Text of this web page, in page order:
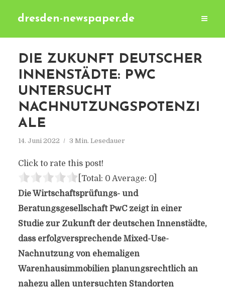
dresden-newspaper.de
DIE ZUKUNFT DEUTSCHER
INNENSTÄDTE: PWC
UNTERSUCHT
NACHNUTZUNGSPOTENZI
ALE
14. Juni 2022 3 Min. Lesedauer
Click to rate this post!
[Total: 0 Average: 0]
Die Wirtschaftsprüfungs- und
Beratungsgesellschaft PwC zeigt in einer
Studie zur Zukunft der deutschen Innenstädte,
dass erfolgversprechende Mixed-Use-
Nachnutzung von ehemaligen
Warenhausimmobilien planungsrechtlich an
nahezu allen untersuchten Standorten